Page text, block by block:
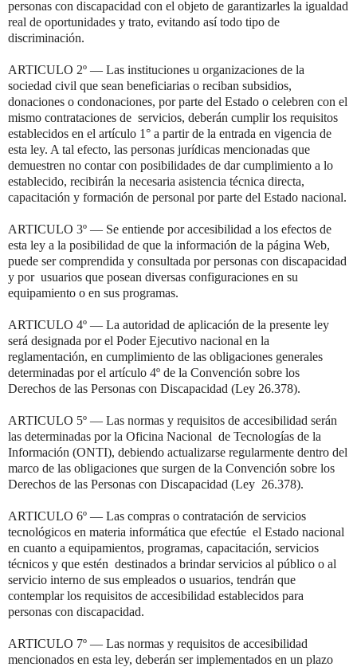
personas con discapacidad con el objeto de garantizarles la igualdad
real de oportunidades y trato, evitando así todo tipo de
discriminación.
ARTICULO 2º — Las instituciones u organizaciones de la
sociedad civil que sean beneficiarias o reciban subsidios,
donaciones o condonaciones, por parte del Estado o celebren con el
mismo contrataciones de servicios, deberán cumplir los requisitos
establecidos en el artículo 1° a partir de la entrada en vigencia de
esta ley. A tal efecto, las personas jurídicas mencionadas que
demuestren no contar con posibilidades de dar cumplimiento a lo
establecido, recibirán la necesaria asistencia técnica directa,
capacitación y formación de personal por parte del Estado nacional.
ARTICULO 3º — Se entiende por accesibilidad a los efectos de
esta ley a la posibilidad de que la información de la página Web,
puede ser comprendida y consultada por personas con discapacidad
y por usuarios que posean diversas configuraciones en su
equipamiento o en sus programas.
ARTICULO 4º — La autoridad de aplicación de la presente ley
será designada por el Poder Ejecutivo nacional en la
reglamentación, en cumplimiento de las obligaciones generales
determinadas por el artículo 4º de la Convención sobre los
Derechos de las Personas con Discapacidad (Ley 26.378).
ARTICULO 5º — Las normas y requisitos de accesibilidad serán
las determinadas por la Oficina Nacional de Tecnologías de la
Información (ONTI), debiendo actualizarse regularmente dentro del
marco de las obligaciones que surgen de la Convención sobre los
Derechos de las Personas con Discapacidad (Ley 26.378).
ARTICULO 6º — Las compras o contratación de servicios
tecnológicos en materia informática que efectúe el Estado nacional
en cuanto a equipamientos, programas, capacitación, servicios
técnicos y que estén destinados a brindar servicios al público o al
servicio interno de sus empleados o usuarios, tendrán que
contemplar los requisitos de accesibilidad establecidos para
personas con discapacidad.
ARTICULO 7º — Las normas y requisitos de accesibilidad
mencionados en esta ley, deberán ser implementados en un plazo